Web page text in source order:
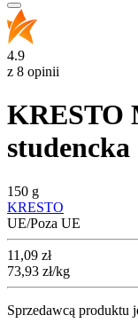
4.9
z 8 opinii
KRESTO
studencka
150 g
KRESTO
UE/Poza UE
Cena
11,09 zł
73,93 zł/kg
Sprzedawcą produktu